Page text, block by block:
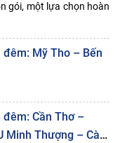
gói, một lựa chọn hoàn
đêm: Mỹ Tho – Bến
đêm: Cần Thơ –
Minh Thượng – Cà